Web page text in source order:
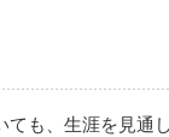
も、生涯を見通